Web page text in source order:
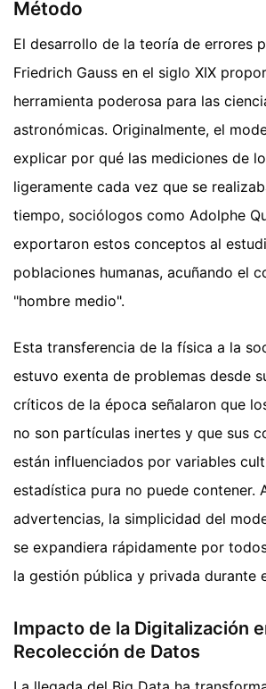
Método
El desarrollo de la teoría de errores
Friedrich Gauss en el siglo XIX
herramienta poderosa para las
astronómicas. Originalmente, el
explicar por qué las mediciones de
ligeramente cada vez que se
tiempo, sociólogos como Adolphe
exportaron estos conceptos al
poblaciones humanas, acuñando el
"hombre medio".
Esta transferencia de la física a la
estuvo exenta de problemas desde
críticos de la época señalaron que
no son partículas inertes y que sus
están influenciados por variables
estadística pura no puede contener.
advertencias, la simplicidad del
se expandiera rápidamente por
la gestión pública y privada durante
Impacto de la Digitalización
Recolección de Datos